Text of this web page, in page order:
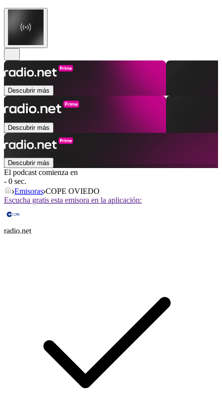
Descubrir más
Descubrir más
Descubrir más
El podcast comienza en
- 0 sec.
Emisoras COPE OVIEDO
Escucha gratis esta emisora en la aplicación:
radio.net